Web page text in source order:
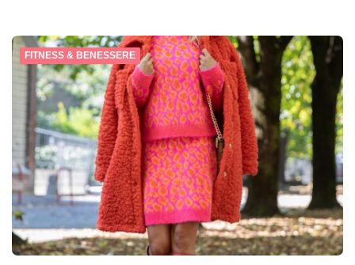
FITNESS & BENESSERE